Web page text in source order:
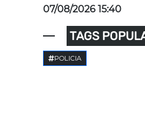
07/08/2026 15:40
TAGS
POLICIA